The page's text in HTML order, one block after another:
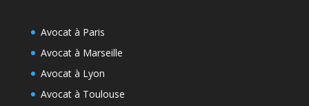
Avocat à Paris
Avocat à Marseille
Avocat à Lyon
Avocat à Toulouse